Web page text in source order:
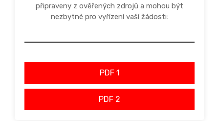
připraveny z ověřených zdrojů a mohou být
nezbytné pro vyřízení vaší žádosti:
PDF 1
PDF 2